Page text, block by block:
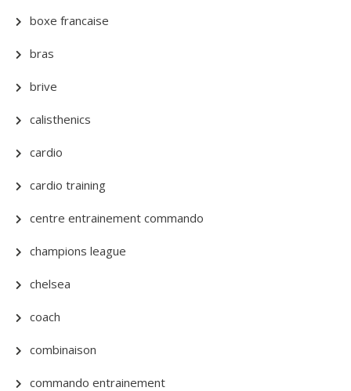
boxe francaise
bras
brive
calisthenics
cardio
cardio training
centre entrainement commando
champions league
chelsea
coach
combinaison
commando entrainement